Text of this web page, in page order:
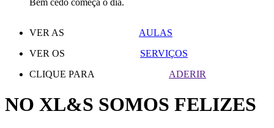
Bem cedo começa o dia.
VER AS
AULAS
VER OS
SERVIÇOS
CLIQUE PARA
ADERIR
NO XL&S SOMOS FELIZES